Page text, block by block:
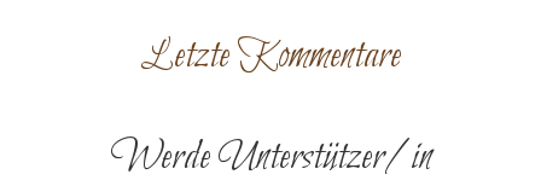
Letzte Kommentare
Werde Unterstützer/in